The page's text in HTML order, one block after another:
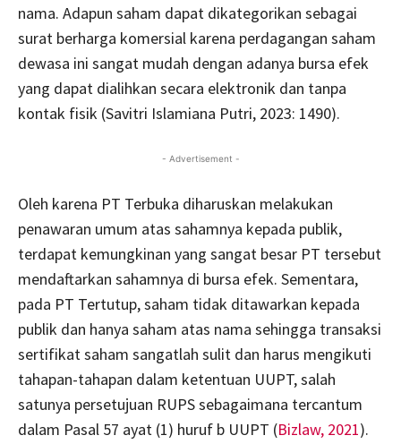
nama. Adapun saham dapat dikategorikan sebagai
surat berharga komersial karena perdagangan saham
dewasa ini sangat mudah dengan adanya bursa efek
yang dapat dialihkan secara elektronik dan tanpa
kontak fisik (Savitri Islamiana Putri, 2023: 1490).
- Advertisement -
Oleh karena PT Terbuka diharuskan melakukan
penawaran umum atas sahamnya kepada publik,
terdapat kemungkinan yang sangat besar PT tersebut
mendaftarkan sahamnya di bursa efek. Sementara,
pada PT Tertutup, saham tidak ditawarkan kepada
publik dan hanya saham atas nama sehingga transaksi
sertifikat saham sangatlah sulit dan harus mengikuti
tahapan-tahapan dalam ketentuan UUPT, salah
satunya persetujuan RUPS sebagaimana tercantum
dalam Pasal 57 ayat (1) huruf b UUPT (Bizlaw, 2021).